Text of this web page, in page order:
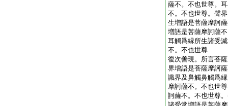
薩不。不也世尊。
不。不也世尊。聲
生増語是菩薩摩訶
増語是菩薩摩訶薩
耳觸爲縁所生諸受
不。不也世尊
復次善現。所言菩
界増語是菩薩摩訶
識界及鼻觸鼻觸爲
摩訶薩不。不也世
訶薩不。不也世尊